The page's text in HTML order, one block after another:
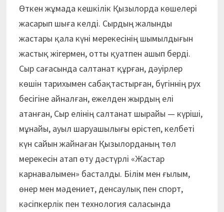
Өткен жұмада кешкілік Қызылорда көшелері
жасарып шыға келді. Сырдың жалынды
жастары қала күні мерекесінің шымылдығын
жастық жігермен, отты қуатпен ашып берді.
Сыр сағасында салтанат құрған, дәуірлер
көшін тарихымен сабақтастырған, бүгіннің рух
бесігіне айналған, ежелден жырдың елі
атанған, Сыр елінің салтанат шырайы — күріші,
мұнайы, ауыл шаруашылығы өрістеп, келбеті
күн сайын жайнаған Қызыл­орданың төл
мерекесін атап өту дәстүрлі «Жастар
карнавалымен» басталды. Білім мен ғылым,
өнер мен мәдениет, денсаулық пен спорт,
кәсіпкерлік пен технология саласында